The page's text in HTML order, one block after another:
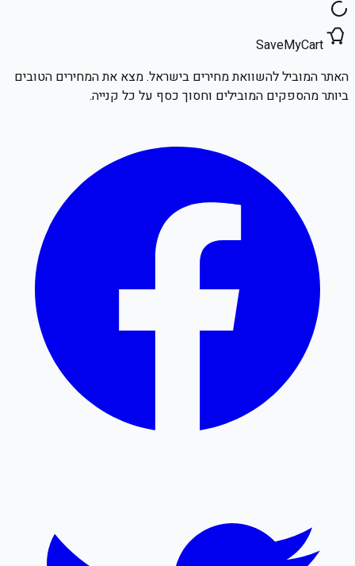
SaveMyCart
האתר המוביל להשוואת מחירים בישראל. מצא את המחירים הטובים
ביותר מהספקים המובילים וחסוך כסף על כל קנייה.